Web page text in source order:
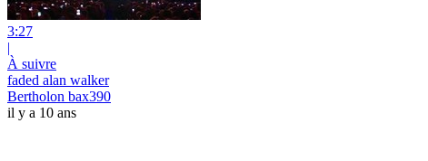
3:27
|
À suivre
faded alan walker
Bertholon bax390
il y a 10 ans